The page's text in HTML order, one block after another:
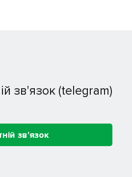
зв'язок (telegram)
зв'язок